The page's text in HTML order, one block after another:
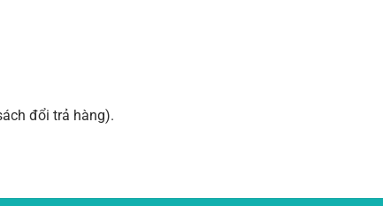
đổi trả hàng).